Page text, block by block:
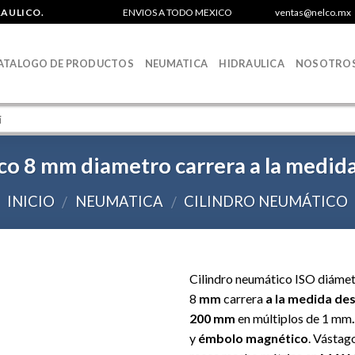
ENVIOS A TODO MEXICO ventas@nelco.mx
DE PRODUCTOS NEUMATICA HIDRAULICA
8 mm diametro carrera a la
INICIO / NEUMATICA / CILINDRO NEUMÁTICO
Cilindro neumático ISO
8 mm carrera a la medida
200 mm en múltiplos de 1 mm
y émbolo magnético .